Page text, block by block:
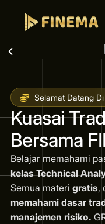
Selamat Datang Di
Kuasai
Bersama
Belajar memahami
kelas Technical
Semua materi gratis,
memahami dasar
manajemen risiko.